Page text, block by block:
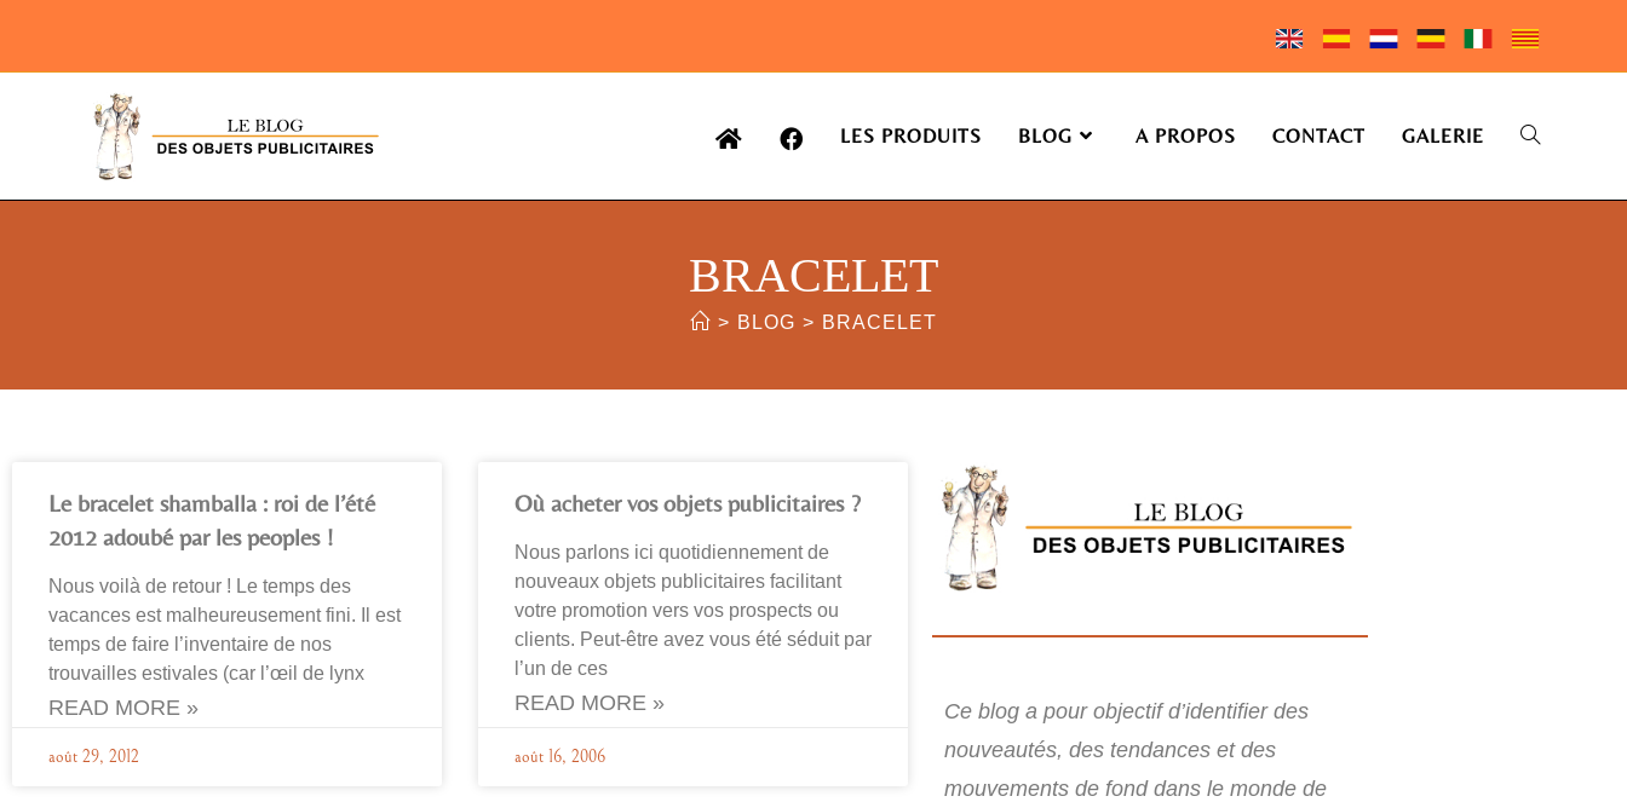
LES PRODUITS BLOG A PROPOS CONTACT GALERIE
BRACELET
> BLOG > BRACELET
Le bracelet shamballa : roi de l’été
2012 adoubé par les peoples !
Nous voilà de retour ! Le temps des
vacances est malheureusement fini. Il est
temps de faire l’inventaire de nos
trouvailles estivales (car l’œil de lynx
READ MORE »
août 29, 2012
Où acheter vos objets publicitaires ?
Nous parlons ici quotidiennement de
nouveaux objets publicitaires facilitant
votre promotion vers vos prospects ou
clients. Peut-être avez vous été séduit par
l’un de ces
READ MORE »
août 16, 2006
Ce blog a pour objectif d’identifier des
nouveautés, des tendances et des
mouvements de fond dans le monde de